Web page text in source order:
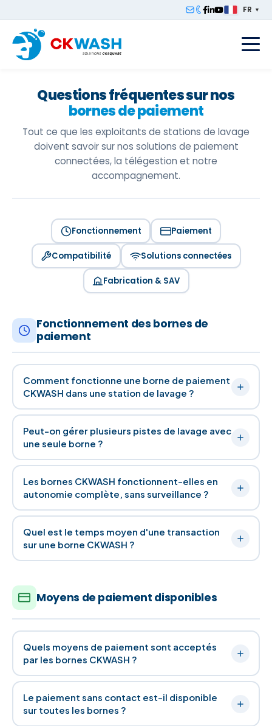
FR ▼
Questions fréquentes sur nos
bornes de paiement
Tout ce que les exploitants de stations de lavage
doivent savoir sur nos solutions de paiement
connectées, la télégestion et notre
accompagnement.
Fonctionnement Paiement
Compatibilité Solutions connectées
Fabrication & SAV
Fonctionnement des bornes de
paiement
Comment fonctionne une borne de paiement
CKWASH dans une station de lavage ?
Peut-on gérer plusieurs pistes de lavage avec
une seule borne ?
Les bornes CKWASH fonctionnent-elles en
autonomie complète, sans surveillance ?
Quel est le temps moyen d'une transaction
sur une borne CKWASH ?
Moyens de paiement disponibles
Quels moyens de paiement sont acceptés
par les bornes CKWASH ?
Le paiement sans contact est-il disponible
sur toutes les bornes ?